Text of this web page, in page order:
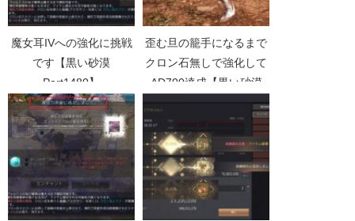
魔女耳IVへの強化に挑戦
です【黒い砂漠
Part1480】
歪む旦の籠手になるまで
クロン石無しで強化して
AD700達成【黒い砂漠